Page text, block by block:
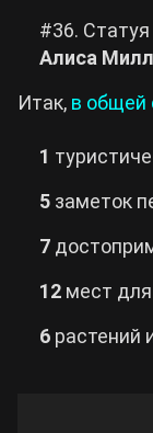
#36.
Алиса
Итак, в общей
1
5 заметок
7
12 мест
6 растений